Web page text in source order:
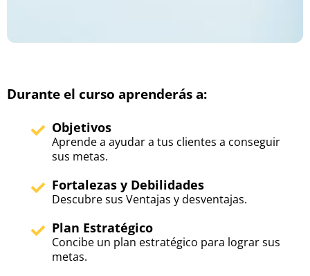
Durante el curso aprenderás a:
Objetivos
Aprende a ayudar a tus clientes a conseguir
sus metas.
Fortalezas y Debilidades
Descubre sus Ventajas y desventajas.
Plan Estratégico
Concibe un plan estratégico para lograr sus
metas.